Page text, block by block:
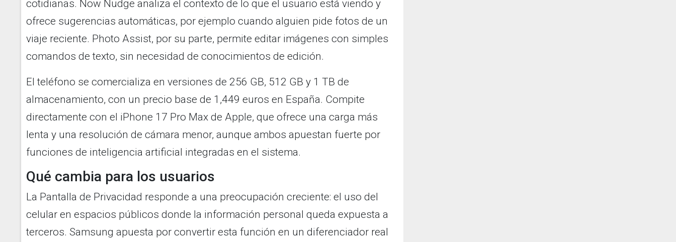
cotidianas. Now Nudge analiza el contexto de lo que el usuario está viendo y
ofrece sugerencias automáticas, por ejemplo cuando alguien pide fotos de un
viaje reciente. Photo Assist, por su parte, permite editar imágenes con simples
comandos de texto, sin necesidad de conocimientos de edición.
El teléfono se comercializa en versiones de 256 GB, 512 GB y 1 TB de
almacenamiento, con un precio base de 1,449 euros en España. Compite
directamente con el iPhone 17 Pro Max de Apple, que ofrece una carga más
lenta y una resolución de cámara menor, aunque ambos apuestan fuerte por
funciones de inteligencia artificial integradas en el sistema.
Qué cambia para los usuarios
La Pantalla de Privacidad responde a una preocupación creciente: el uso del
celular en espacios públicos donde la información personal queda expuesta a
terceros. Samsung apuesta por convertir esta función en un diferenciador real